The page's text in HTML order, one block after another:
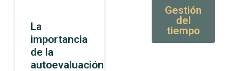
La
importancia
de la
autoevaluación
Gestión
del
tiempo